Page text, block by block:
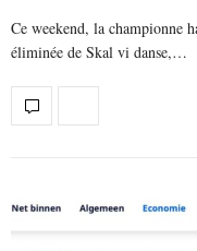
Ce weekend, la championne
éliminée de Skal vi danse,…